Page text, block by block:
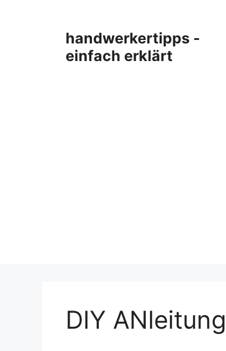
handwerkertipps -
einfach erklärt
DIY ANleitung